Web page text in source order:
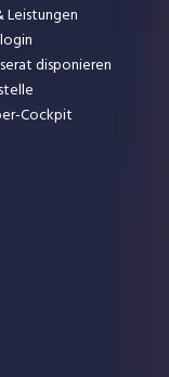
Leistungen
disponieren
Cockpit